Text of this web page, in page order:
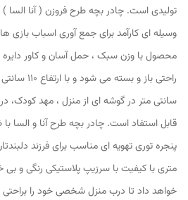
تولیدی است. چادر بچه طرح فروزن ( آنا السا
وسیله ای کارآمد برای جمع آوری اسباب بازی
سانتی متر در گوشه ای از منزل ، مهد کودک،
قابل استفاد است. چادر بچه طرح آنا و السا
متری با کیفیت با سرزیپ پلاستیکی رنگی و بی
خواهد داد تا درب منزل شخصی خود را براحتی